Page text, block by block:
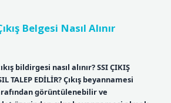
Belgesi Nasıl Alınır
bildirgesi nasıl alınır? SSI ÇIKIŞ
TALEP EDİLİR? Çıkış beyannamesi
görüntülenebilir ve